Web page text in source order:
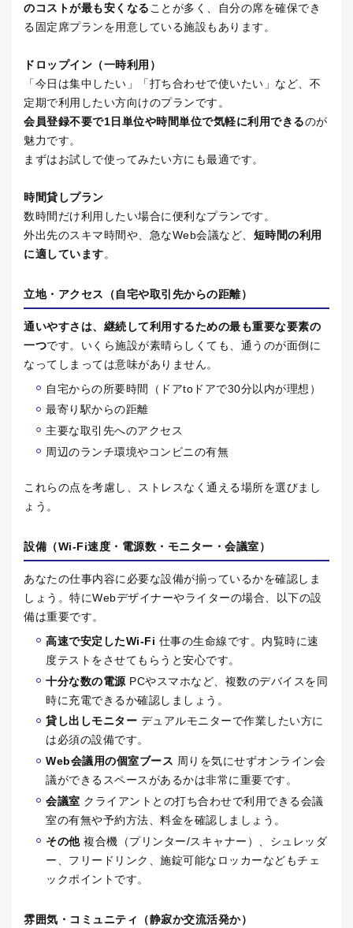
のコストが最も安くなる ことが多く、自分の席を確保でき
る固定席プランを用意している施設もあります。
ドロップイン（一時利用）
「今日は集中したい」「打ち合わせで使いたい」など、不
定期で利用したい方向けのプランです。
会員登録不要で1日単位や時間単位で気軽に利用できるのが
魅力です。
まずはお試しで使ってみたい方にも最適です。
時間貸しプラン
数時間だけ利用したい場合に便利なプランです。
外出先のスキマ時間や、急なWeb会議など、 短時間の利用
に適しています。
立地・アクセス（自宅や取引先からの距離）
通いやすさは、継続して利用するための最も重要な要素の
一つです。いくら施設が素晴らしくても、通うのが面倒に
なってしまっては意味がありません。
自宅からの所要時間（ドアto ドアで30分以内が理想）
最寄り駅からの距離
主要な取引先へのアクセス
周辺のランチ環境やコンビニの有無
これらの点を考慮し、ストレスなく通える場所を選びまし
ょう。
設備（Wi-Fi速度・電源数・モニター・会議室）
あなたの仕事内容に必要な設備が揃っているかを確認しま
しょう。特にWebデザイナーやライターの場合、以下の設
備は重要です。
高速で安定したWi-Fi 仕事の生命線です。内覧時に速
度テストをさせてもらうと安心です。
十分な数の電源 PCやスマホなど、複数のデバイスを同
時に充電できるか確認しましょう。
貸し出しモニター デュアルモニターで作業したい方に
は必須の設備です。
Web会議用の個室ブース 周りを気にせずオンライン会
議ができるスペースがあるかは非常に重要です。
会議室 クライアントとの打ち合わせで利用できる会議
室の有無や予約方法、料金を確認しましょう。
その他複合機（プリンター/スキャナー）、シュレッダ
ー、フリードリンク、施錠可能なロッカーなどもチェ
ックポイントです。
雰囲気・コミュニティ（静寂か交流活発か）